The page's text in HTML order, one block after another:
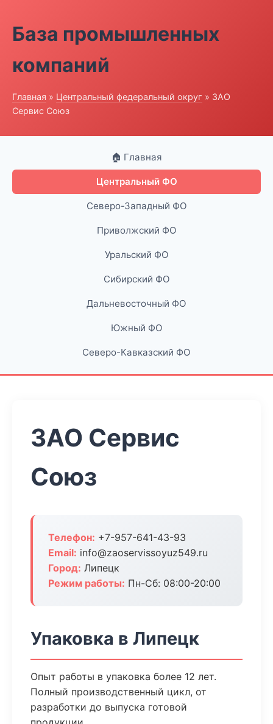
База промышленных
компаний
Главная » Центральный федеральный округ » ЗАО
Сервис Союз
🏠 Главная
Центральный ФО
Северо-Западный ФО
Приволжский ФО
Уральский ФО
Сибирский ФО
Дальневосточный ФО
Южный ФО
Северо-Кавказский ФО
ЗАО Сервис
Союз
Телефон: +7-957-641-43-93
Email: info@zaoservissoyuz549.ru
Город: Липецк
Режим работы: Пн-Сб: 08:00-20:00
Упаковка в Липецк
Опыт работы в упаковка более 12 лет.
Полный производственный цикл, от
разработки до выпуска готовой